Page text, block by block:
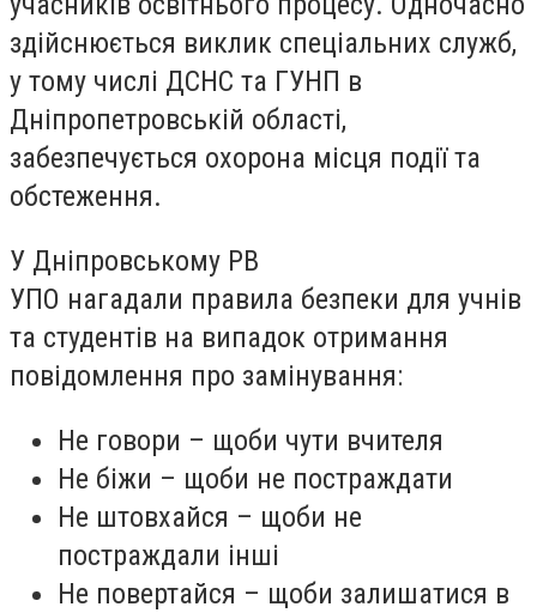
здійснюється виклик спеціальних служб,
у тому числі ДСНС та ГУНП в
Дніпропетровській області,
забезпечується охорона місця події та
обстеження.
У Дніпровському РВ
УПО нагадали правила безпеки для учнів
та студентів на випадок отримання
повідомлення про замінування:
Не говори – щоби чути вчителя
Не біжи – щоби не постраждати
Не штовхайся – щоби не
постраждали інші
Не повертайся – щоби залишатися в